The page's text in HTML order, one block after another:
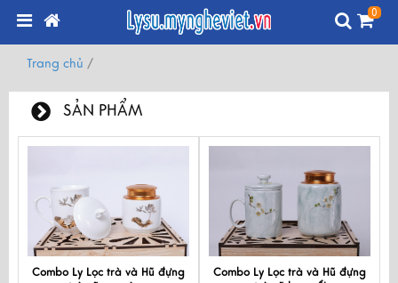
0
Trang chủ /
SẢN PHẨM
Combo Ly Lọc trà và Hũ đựng
Combo Ly Lọc trà và Hũ đựng
phẩm
tiếp
theo...